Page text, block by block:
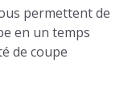
permettent de
en un temps
de coupe